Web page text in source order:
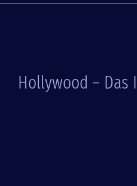
Hollywood – Das